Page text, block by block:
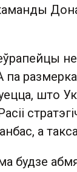
што
а
будзе